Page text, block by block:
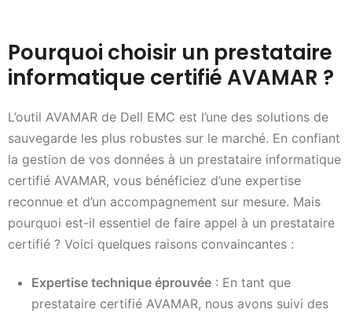
Pourquoi choisir un prestataire
informatique certifié AVAMAR ?
L’outil AVAMAR de Dell EMC est l’une des solutions de
sauvegarde les plus robustes sur le marché. En confiant
la gestion de vos données à un prestataire informatique
certifié AVAMAR, vous bénéficiez d’une expertise
reconnue et d’un accompagnement sur mesure. Mais
pourquoi est-il essentiel de faire appel à un prestataire
certifié ? Voici quelques raisons convaincantes :
Expertise technique éprouvée : En tant que
prestataire certifié AVAMAR, nous avons suivi des